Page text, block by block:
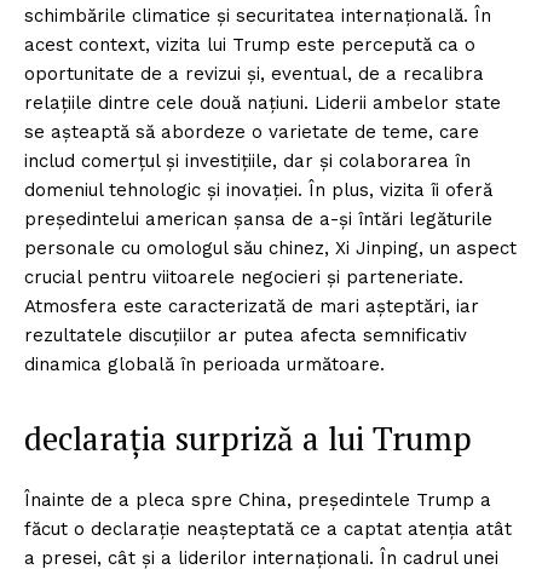
schimbările climatice și securitatea internațională. În
acest context, vizita lui Trump este percepută ca o
oportunitate de a revizui și, eventual, de a recalibra
relațiile dintre cele două națiuni. Liderii ambelor state
se așteaptă să abordeze o varietate de teme, care
includ comerțul și investițiile, dar și colaborarea în
domeniul tehnologic și inovației. În plus, vizita îi oferă
președintelui american șansa de a-și întări legăturile
personale cu omologul său chinez, Xi Jinping, un aspect
crucial pentru viitoarele negocieri și parteneriate.
Atmosfera este caracterizată de mari așteptări, iar
rezultatele discuțiilor ar putea afecta semnificativ
dinamica globală în perioada următoare.
declarația surpriză a lui Trump
Înainte de a pleca spre China, președintele Trump a
făcut o declarație neașteptată ce a captat atenția atât
a presei, cât și a liderilor internaționali. În cadrul unei